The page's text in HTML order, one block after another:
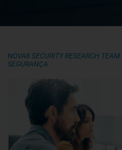
NOVA8 SECURITY RESEARCH TEAM
SEGURANÇA